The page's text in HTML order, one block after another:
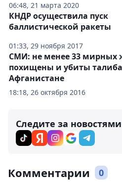
06:48, 21 марта 2020
01:33, 29 ноября 2017
КНДР осуществила пуск
баллистической ракеты
18:18, 26 октября 2016
СМИ: не менее 33 мирных
похищены и убиты
Афганистане
Следите за
Комментарии 0